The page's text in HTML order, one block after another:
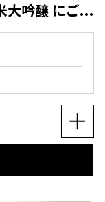
増田德兵衞商店 月の桂 祝米純米大吟醸 にごり酒 200ml